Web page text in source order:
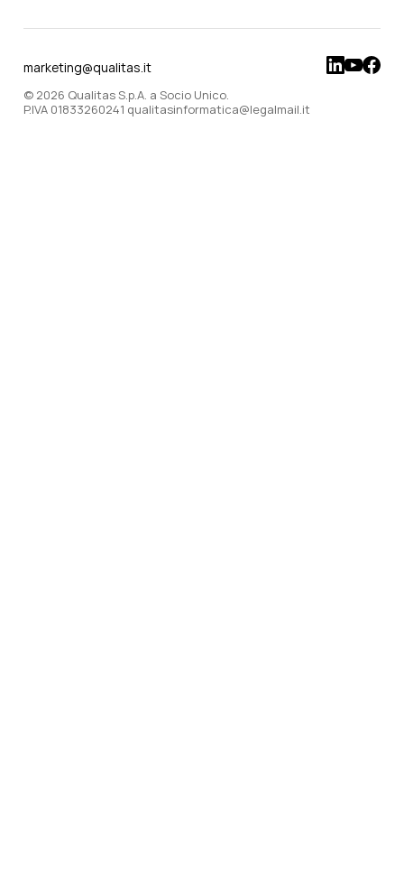
marketing@qualitas.it
© 2026 Qualitas S.p.A. a Socio Unico.
P.IVA 01833260241 qualitasinformatica@legalmail.it